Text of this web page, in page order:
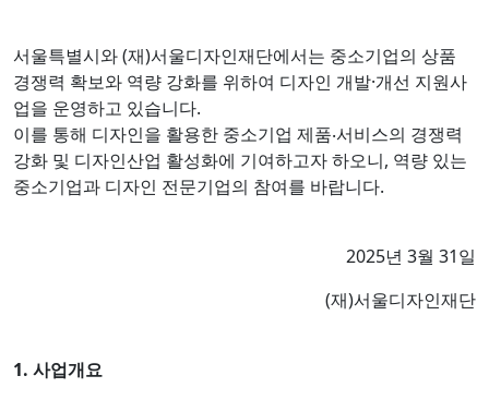
서울특별시와 (재)서울디자인재단에서는 중소기업의 상품
경쟁력 확보와 역량 강화를 위하여 디자인 개발·개선 지원사
업을 운영하고 있습니다.
이를 통해 디자인을 활용한 중소기업 제품‧서비스의 경쟁력
강화 및 디자인산업 활성화에 기여하고자 하오니, 역량 있는
중소기업과 디자인 전문기업의 참여를 바랍니다.
2025년 3월 31일
(재)서울디자인재단
1. 사업개요